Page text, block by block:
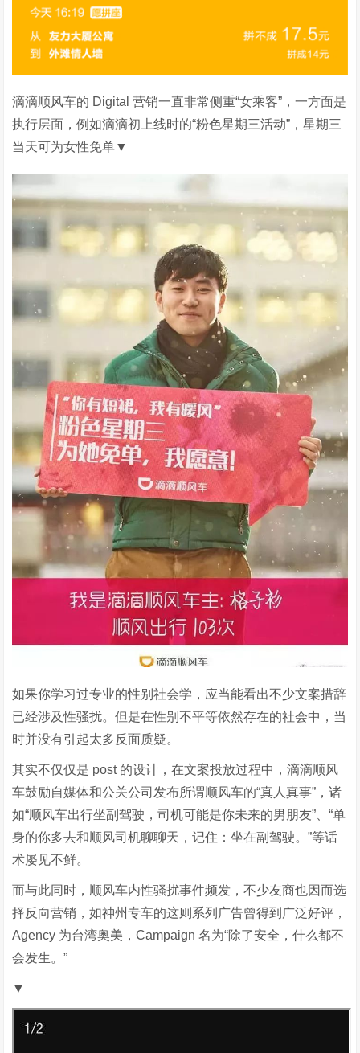
滴滴顺风车的 Digital 营销一直非常侧重“女乘客”，一方面是
执行层面，例如滴滴初上线时的“粉色星期三活动”，星期三
当天可为女性免单▼
如果你学习过专业的性别社会学，应当能看出不少文案措辞
已经涉及性骚扰。但是在性别不平等依然存在的社会中，当
时并没有引起太多反面质疑。
其实不仅仅是 post 的设计，在文案投放过程中，滴滴顺风
车鼓励自媒体和公关公司发布所谓顺风车的“真人真事”，诸
如“顺风车出行坐副驾驶，司机可能是你未来的男朋友”、“单
身的你多去和顺风司机聊聊天，记住：坐在副驾驶。”等话
术屡见不鲜。
而与此同时，顺风车内性骚扰事件频发，不少友商也因而选
择反向营销，如神州专车的这则系列广告曾得到广泛好评，
Agency 为台湾奥美，Campaign 名为“除了安全，什么都不
会发生。”
▼